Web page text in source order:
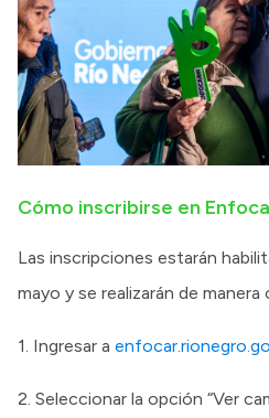
Cómo inscribirse en
Las inscripciones estarán
mayo y se realizarán de manera
1. Ingresar a
2. Seleccionar la opción “Ver